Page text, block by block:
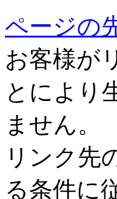
ページの
お客様が
とにより
ません。
リンク先
る条件に